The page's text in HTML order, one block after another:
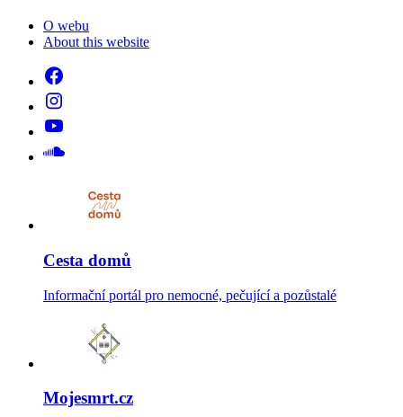
O webu
About this website
Cesta domů
Informační portál pro nemocné, pečující a pozůstalé
Mojesmrt.cz